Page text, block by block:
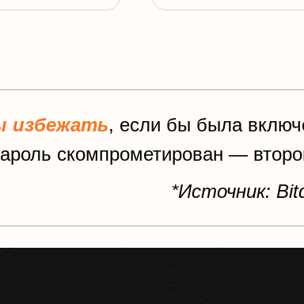
*Источник:
избежать, если бы была
скомпрометирован —